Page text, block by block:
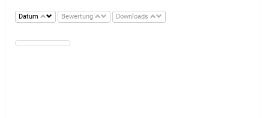
Datum Bewertung Downloads